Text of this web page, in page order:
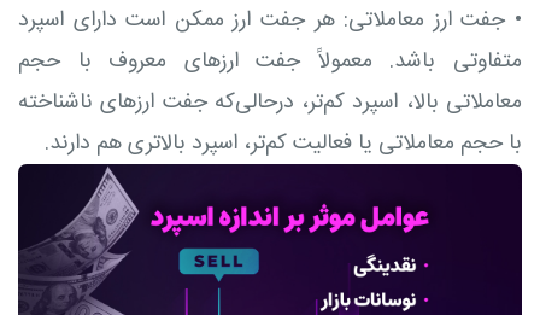
• جفت ارز معاملاتی: هر جفت ارز ممکن است دارای اسپرد
متفاوتی باشد. معمولاً جفت ارزهای معروف با حجم
معاملاتی بالا، اسپرد کم‌تر، درحالی‌که جفت ارزهای ناشناخته
با حجم معاملاتی یا فعالیت کم‌تر، اسپرد بالاتری هم دارند.